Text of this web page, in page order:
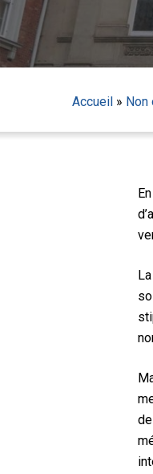
Accueil » Non